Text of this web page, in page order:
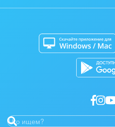
Интерьер, дизайн, декор
Консалтинговые и
Культурные события,
Мебель, лес,
Каталог приложений
Разработчикам приложений